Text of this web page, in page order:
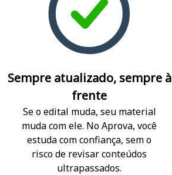
Sempre atualizado, sempre à
frente
Se o edital muda, seu material
muda com ele. No Aprova, você
estuda com confiança, sem o
risco de revisar conteúdos
ultrapassados.